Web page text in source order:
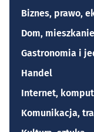
Biznes, prawo,
Dom,
Gastronomia i
Handel
Internet,
Komunikacja,